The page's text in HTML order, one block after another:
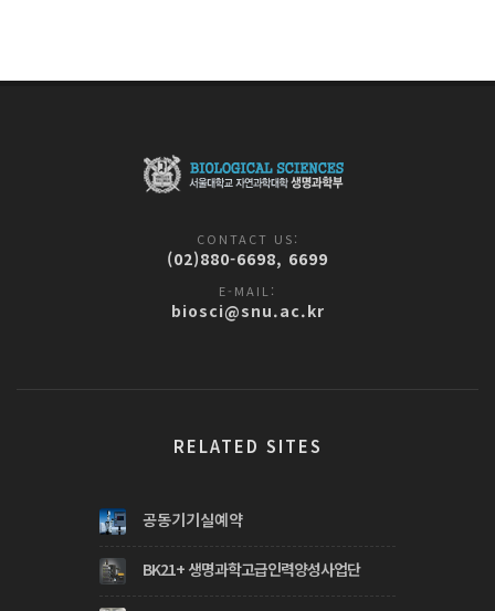
CONTACT US:
(02)880-6698, 6699
E-MAIL:
biosci@snu.ac.kr
RELATED SITES
공동기기실예약
BK21+ 생명과학고급인력양성사업단